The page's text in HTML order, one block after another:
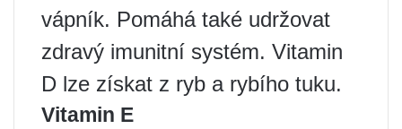
vápník. Pomáhá také udržovat
zdravý imunitní systém. Vitamin
D lze získat z ryb a rybího tuku.
Vitamin E